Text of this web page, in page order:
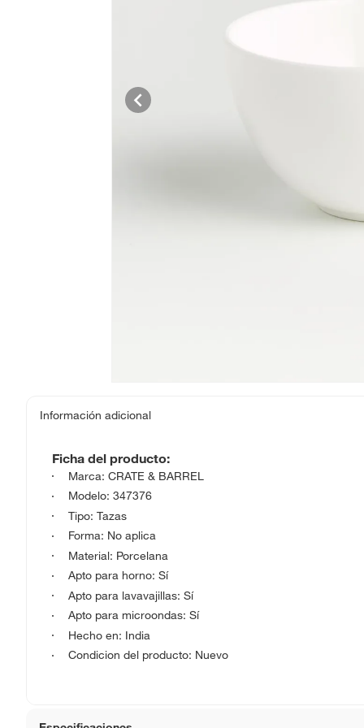
Información adicional
Ficha del producto:
Marca: CRATE & BARREL
Modelo: 347376
Tipo: Tazas
Forma: No aplica
Material: Porcelana
Apto para horno: Sí
Apto para lavavajillas: Sí
Apto para microondas: Sí
Hecho en: India
Condicion del producto: Nuevo